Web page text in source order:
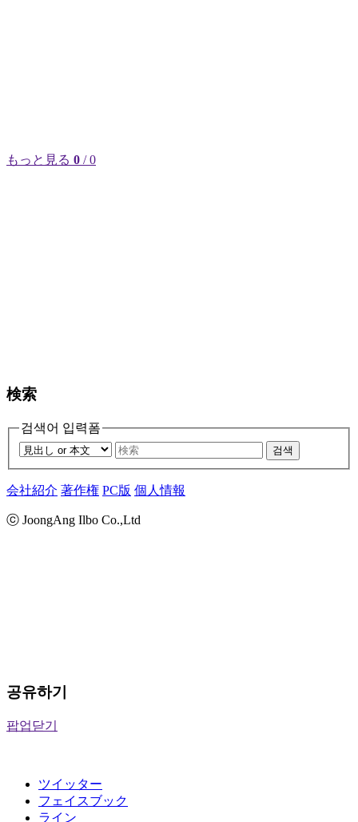
もっと見る 0 / 0
検索
검색어 입력폼
검색
会社紹介 著作権 PC版 個人情報
ⓒ JoongAng Ilbo Co.,Ltd
공유하기
팝업닫기
ツイッター
フェイスブック
ライン